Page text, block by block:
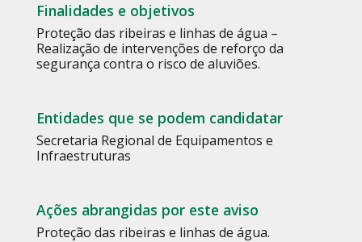
Finalidades e objetivos
Proteção das ribeiras e linhas de água –
Realização de intervenções de reforço da
segurança contra o risco de aluviões.
Entidades que se podem candidatar
Secretaria Regional de Equipamentos e
Infraestruturas
Ações abrangidas por este aviso
Proteção das ribeiras e linhas de água.